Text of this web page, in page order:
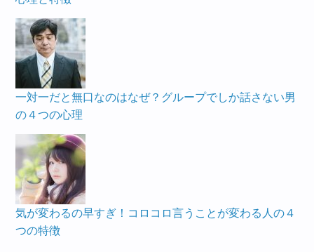
一対一だと無口なのはなぜ？グループでしか話さない男
の４つの心理
気が変わるの早すぎ！コロコロ言うことが変わる人の４
つの特徴